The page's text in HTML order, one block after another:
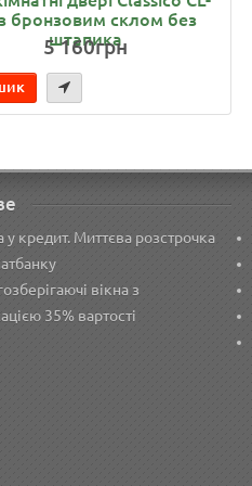
бронзовим склом без
штапика
5 160грн
у кредит. Миттєва розстрочка
вікна з
35% вартості